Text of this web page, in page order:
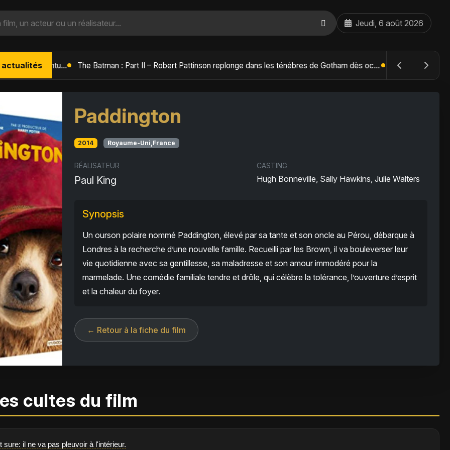
Jeudi, 6 août 2026
actualités L'Âge de Glace : Le Réveil du Volcan – Manny, Sid et Diego de retour pour une aventure explosive The Batman : Part II – Robert Pattinson replonge dans les ténèbres de Gotham dès octobre 2027
Paddington
2014 Royaume-Uni,France
RÉALISATEUR
Paul King
CASTING
Hugh Bonneville, Sally Hawkins, Julie Walters
Synopsis
Un ourson polaire nommé Paddington, élevé par sa tante et son oncle au Pérou, débarque à
Londres à la recherche d’une nouvelle famille. Recueilli par les Brown, il va bouleverser leur
vie quotidienne avec sa gentillesse, sa maladresse et son amour immodéré pour la
marmelade. Une comédie familiale tendre et drôle, qui célèbre la tolérance, l’ouverture d’esprit
et la chaleur du foyer.
← Retour à la fiche du film
cultes du film
sure: il ne va pas pleuvoir à l'intérieur.